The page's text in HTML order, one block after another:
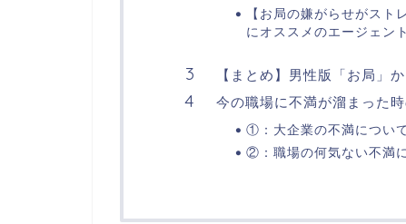
【お局の嫌がらせがス
にオススメのエージェン
【まとめ】男性版「お局」
今の職場に不満が溜まった
①：大企業の不満について
②：職場の何気ない不満